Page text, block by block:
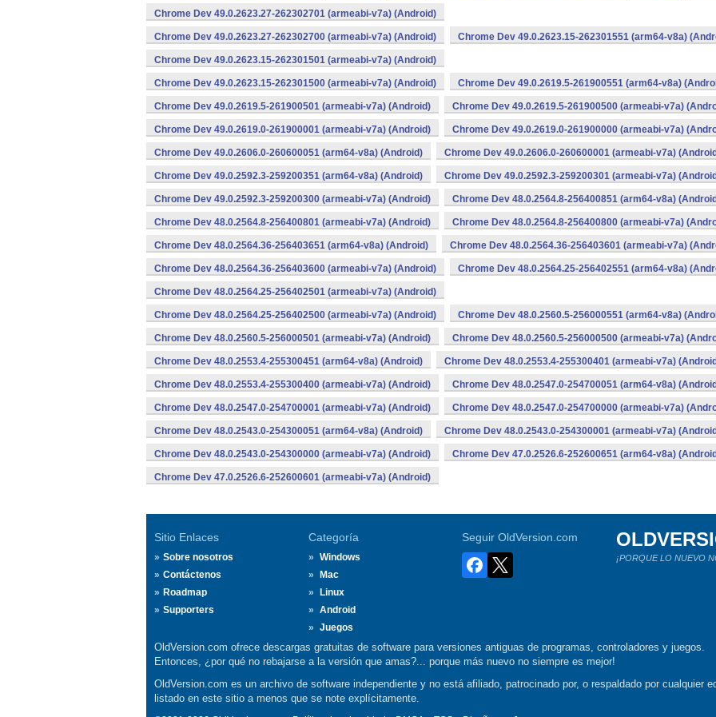
Chrome Dev 49.0.2623.27-262302701 (armeabi-v7a) (Android)
Chrome Dev 49.0.2623.27-262302700 (armeabi-v7a) (Android) Chrome Dev 49.0.2623.15-262301551 (arm64-v8a)
Chrome Dev 49.0.2623.15-262301501 (armeabi-v7a) (Android)
Chrome Dev 49.0.2623.15-262301500 (armeabi-v7a) (Android) Chrome Dev 49.0.2619.5-261900551 (arm64-v8a)
Chrome Dev 49.0.2619.5-261900501 (armeabi-v7a) (Android) Chrome Dev 49.0.2619.5-261900500 (armeabi-v7a)
Chrome Dev 49.0.2619.0-261900001 (armeabi-v7a) (Android) Chrome Dev 49.0.2619.0-261900000 (armeabi-v7a)
Chrome Dev 49.0.2606.0-260600051 (arm64-v8a) (Android) Chrome Dev 49.0.2606.0-260600001 (armeabi-v7a)
Chrome Dev 49.0.2592.3-259200351 (arm64-v8a) (Android) Chrome Dev 49.0.2592.3-259200301 (armeabi-v7a)
Chrome Dev 49.0.2592.3-259200300 (armeabi-v7a) (Android) Chrome Dev 48.0.2564.8-256400851 (arm64-v8a)
Chrome Dev 48.0.2564.8-256400801 (armeabi-v7a) (Android) Chrome Dev 48.0.2564.8-256400800 (armeabi-v7a)
Chrome Dev 48.0.2564.36-256403651 (arm64-v8a) (Android) Chrome Dev 48.0.2564.36-256403601 (armeabi-v7a)
Chrome Dev 48.0.2564.36-256403600 (armeabi-v7a) (Android) Chrome Dev 48.0.2564.25-256402551 (arm64-v8a)
Chrome Dev 48.0.2564.25-256402501 (armeabi-v7a) (Android)
Chrome Dev 48.0.2564.25-256402500 (armeabi-v7a) (Android) Chrome Dev 48.0.2560.5-256000551 (arm64-v8a)
Chrome Dev 48.0.2560.5-256000501 (armeabi-v7a) (Android) Chrome Dev 48.0.2560.5-256000500 (armeabi-v7a)
Chrome Dev 48.0.2553.4-255300451 (arm64-v8a) (Android) Chrome Dev 48.0.2553.4-255300401 (armeabi-v7a)
Chrome Dev 48.0.2553.4-255300400 (armeabi-v7a) (Android) Chrome Dev 48.0.2547.0-254700051 (arm64-v8a)
Chrome Dev 48.0.2547.0-254700001 (armeabi-v7a) (Android) Chrome Dev 48.0.2547.0-254700000 (armeabi-v7a)
Chrome Dev 48.0.2543.0-254300051 (arm64-v8a) (Android) Chrome Dev 48.0.2543.0-254300001 (armeabi-v7a)
Chrome Dev 48.0.2543.0-254300000 (armeabi-v7a) (Android) Chrome Dev 47.0.2526.6-252600651 (arm64-v8a)
Chrome Dev 47.0.2526.6-252600601 (armeabi-v7a) (Android)
Sitio Enlaces
Sobre nosotros
Contáctenos
Roadmap
Supporters
Categoría
Windows
Mac
Linux
Android
Juegos
Seguir OldVersion.com
¡PORQUE LO NUEVO
OldVersion.com ofrece descargas gratuitas de software para versiones antiguas de programas, controladores y juegos.
Entonces, ¿por qué no rebajarse a la versión que amas?... porque más nuevo no siempre es mejor!
OldVersion.com es un archivo de software independiente y no está afiliado, patrocinado por, o respaldado por cualquier
listado en este sitio a menos que se note explícitamente.